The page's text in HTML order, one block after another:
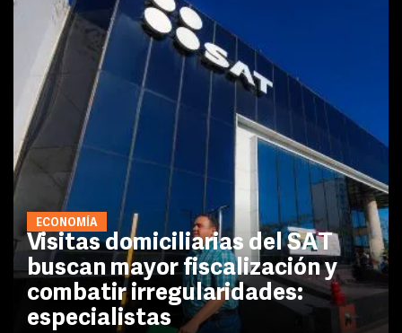
ECONOMÍA
Visitas domiciliarias del SAT
buscan mayor fiscalización y
combatir irregularidades:
especialistas